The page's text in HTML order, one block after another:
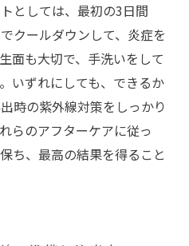
としては、最初の3日間
クールダウンして、炎症を
面も大切で、手洗いをして
いずれにしても、できるか
時の紫外線対策をしっかり
らのアフターケアに従っ
ち、最高の結果を得ること